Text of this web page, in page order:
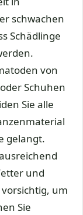
schwachen
Schädlinge
von
Schuhen
Sie alle
gelangt.
und
um
Sie